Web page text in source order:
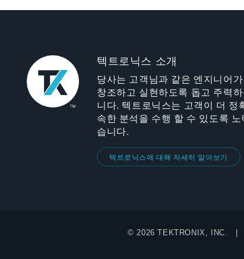
텍트로닉스 소개
당사는 고객님과 같은 엔지니어
창조하고 실현하도록 돕고 주력
니다. 텍트로닉스는 고객이 더 정
속한 분석을 수행 할 수 있도록 노
습니다.
텍트로닉스에 대해 자세히 알아보기
© 2026 TEKTRONIX, INC.